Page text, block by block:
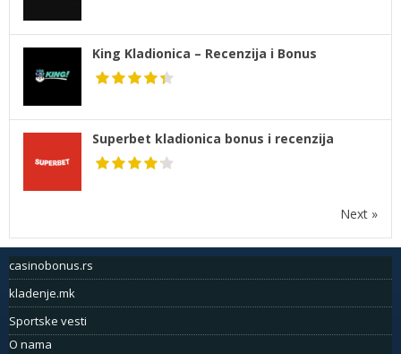
King Kladionica – Recenzija i Bonus
Superbet kladionica bonus i recenzija
Next »
casinobonus.rs
kladenje.mk
Sportske vesti
O nama